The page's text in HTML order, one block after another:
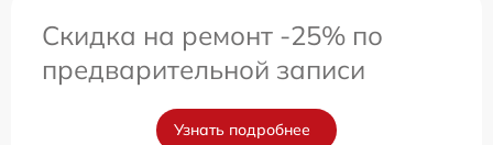
Скидка на ремонт -25% по
предварительной записи
Узнать подробнее